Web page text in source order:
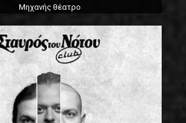
Μηχανής θέατρο